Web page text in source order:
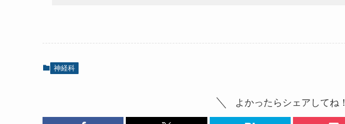
神経科
よかったらシェアしてね！